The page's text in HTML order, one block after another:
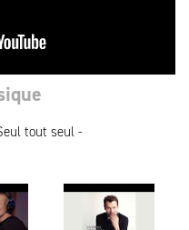
tout seul -